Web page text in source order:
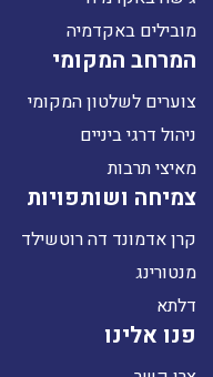
מובילים באקדמיה
המרחב המקומי
צוערים לשלטון המקומי
ניהול דרגי ביניים
מאיצי תרבות
צמיחה ושותפויות
קרן אדמונד דה רוטשילד
מנטורינג
דלתא
פנו אלינו